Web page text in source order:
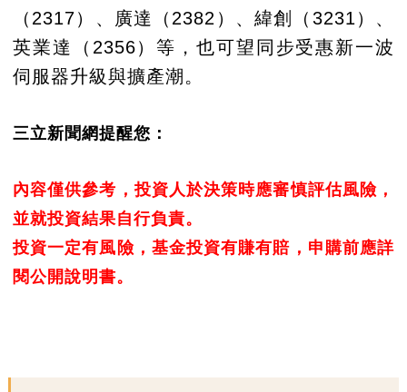
（2317）、廣達（2382）、緯創（3231）、
英業達（2356）等，也可望同步受惠新一波
伺服器升級與擴產潮。
三立新聞網提醒您：
內容僅供參考，投資人於決策時應審慎評估風險，
並就投資結果自行負責。
投資一定有風險，基金投資有賺有賠，申購前應詳
閱公開說明書。